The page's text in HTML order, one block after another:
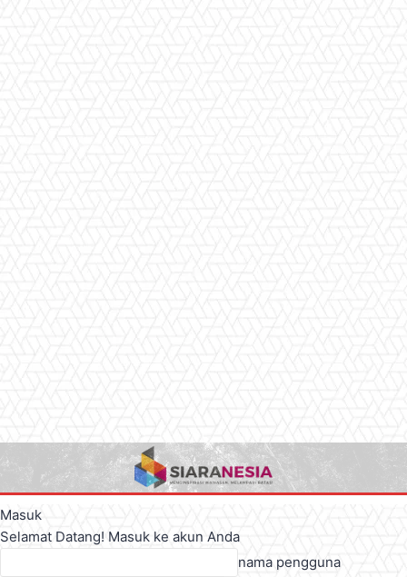
Masuk
Selamat Datang! Masuk ke akun Anda
nama pengguna